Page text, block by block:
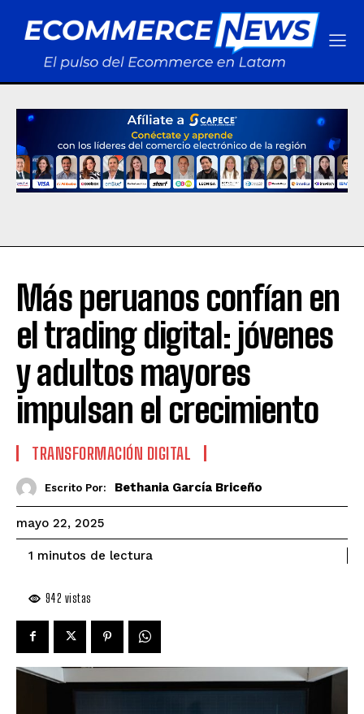
Más peruanos confían en
el trading digital: jóvenes
y adultos mayores
impulsan el crecimiento
TRANSFORMACIÓN DIGITAL
Escrito Por: Bethania García Briceño
mayo 22, 2025
1 minutos de lectura
942 vistas